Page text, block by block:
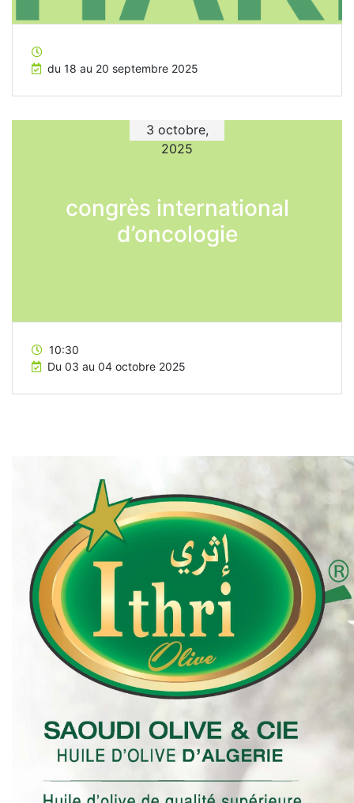
du 18 au 20 septembre 2025
3 octobre,
2025
congrès international
d’oncologie
10:30
Du 03 au 04 octobre 2025